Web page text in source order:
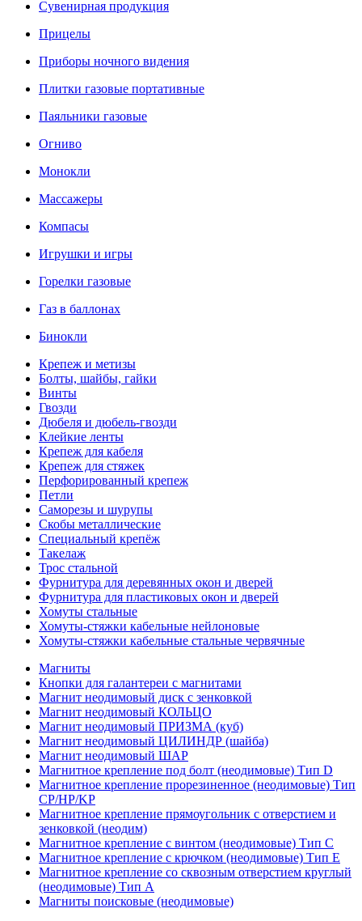
Сувенирная продукция
Прицелы
Приборы ночного видения
Плитки газовые портативные
Паяльники газовые
Огниво
Монокли
Массажеры
Компасы
Игрушки и игры
Горелки газовые
Газ в баллонах
Бинокли
Крепеж и метизы
Болты, шайбы, гайки
Винты
Гвозди
Дюбеля и дюбель-гвозди
Клейкие ленты
Крепеж для кабеля
Крепеж для стяжек
Перфорированный крепеж
Петли
Саморезы и шурупы
Скобы металлические
Специальный крепёж
Такелаж
Трос стальной
Фурнитура для деревянных окон и дверей
Фурнитура для пластиковых окон и дверей
Хомуты стальные
Хомуты-стяжки кабельные нейлоновые
Хомуты-стяжки кабельные стальные червячные
Магниты
Кнопки для галантереи с магнитами
Магнит неодимовый диск с зенковкой
Магнит неодимовый КОЛЬЦО
Магнит неодимовый ПРИЗМА (куб)
Магнит неодимовый ЦИЛИНДР (шайба)
Магнит неодимовый ШАР
Магнитное крепление под болт (неодимовые) Тип D
Магнитное крепление прорезиненное (неодимовые) Тип
CP/HP/KP
Магнитное крепление прямоугольник с отверстием и
зенковкой (неодим)
Магнитное крепление с винтом (неодимовые) Тип С
Магнитное крепление с крючком (неодимовые) Тип Е
Магнитное крепление со сквозным отверстием круглый
(неодимовые) Тип А
Магниты поисковые (неодимовые)